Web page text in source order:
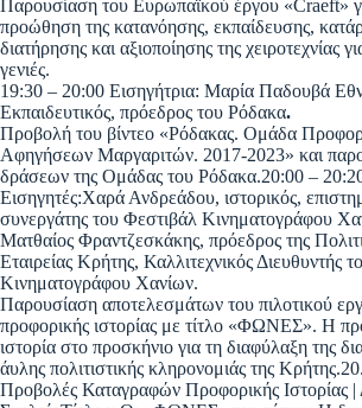
Παρουσίαση του Ευρωπαϊκού έργου «Craeft»
προώθηση της κατανόησης, εκπαίδευσης,
διατήρησης και αξιοποίησης της χειροτεχνίας
γενιές.
19:30 – 20:00 Εισηγήτρια: Μαρία Παδουβά
Εκπαιδευτικός, πρόεδρος του Ρόδακα.
Προβολή του βίντεο «Ρόδακας. Ομάδα
Αφηγήσεων Μαργαριτών. 2017-2023» και
δράσεων της Ομάδας του Ρόδακα.20:00 –
Εισηγητές:Χαρά Ανδρεάδου, ιστορικός,
συνεργάτης του Φεστιβάλ Κινηματογράφου
Ματθαίος Φραντζεσκάκης, πρόεδρος της
Εταιρείας Κρήτης, Καλλιτεχνικός Διευθυντής
Κινηματογράφου Χανίων.
Παρουσίαση αποτελεσμάτων του πιλοτικού
προφορικής ιστορίας με τίτλο «ΦΩΝΕΣ». Η
ιστορία στο προσκήνιο για τη διαφύλαξη της
άυλης πολιτιστικής κληρονομιάς της
Προβολές Καταγραφών Προφορικής Ιστορίας |